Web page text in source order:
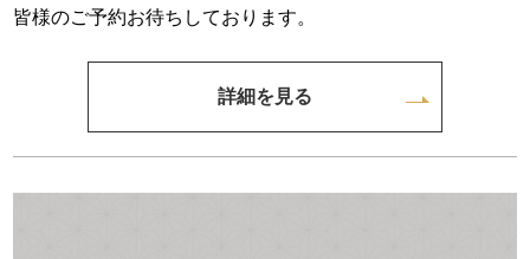
皆様のご予約お待ちしております。
詳細を見る